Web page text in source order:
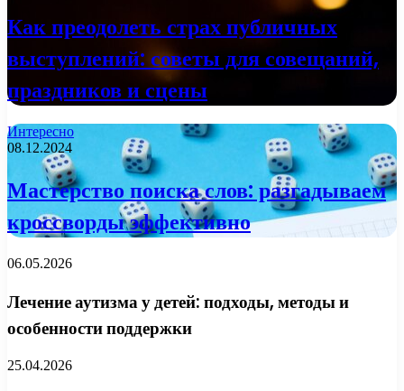
Как преодолеть страх публичных
выступлений: советы для совещаний,
праздников и сцены
Интересно
08.12.2024
Мастерство поиска слов: разгадываем
кроссворды эффективно
06.05.2026
Лечение аутизма у детей: подходы, методы и
особенности поддержки
25.04.2026